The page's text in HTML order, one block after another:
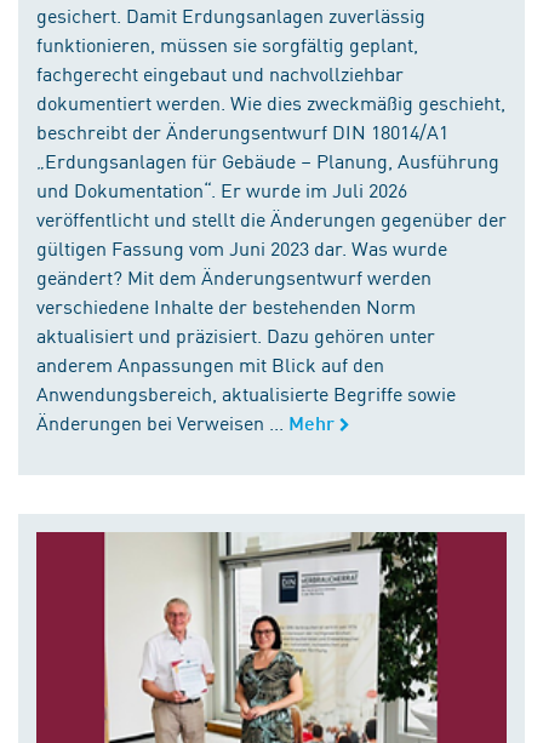
gesichert. Damit Erdungsanlagen zuverlässig
funktionieren, müssen sie sorgfältig geplant,
fachgerecht eingebaut und nachvollziehbar
dokumentiert werden. Wie dies zweckmäßig geschieht,
beschreibt der Änderungsentwurf DIN 18014/A1
„Erdungsanlagen für Gebäude – Planung, Ausführung
und Dokumentation“. Er wurde im Juli 2026
veröffentlicht und stellt die Änderungen gegenüber der
gültigen Fassung vom Juni 2023 dar. Was wurde
geändert? Mit dem Änderungsentwurf werden
verschiedene Inhalte der bestehenden Norm
aktualisiert und präzisiert. Dazu gehören unter
anderem Anpassungen mit Blick auf den
Anwendungsbereich, aktualisierte Begriffe sowie
Änderungen bei Verweisen ...
Mehr